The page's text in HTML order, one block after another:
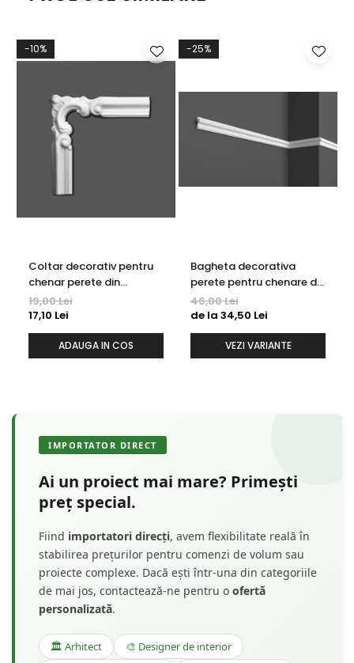
-10%
Coltar decorativ pentru
chenar perete din
poliuretan 10.7 x 10.7 cm -
HCR502-3
19,00 Lei
17,10 Lei
ADAUGA IN COS
-25%
Bagheta decorativa
perete pentru chenare din
polimer rigid 3.2 x 1.6 cm -
HCR502
46,00 Lei
de la 34,50 Lei
VEZI VARIANTE
IMPORTATOR DIRECT
Ai un proiect mai mare? Primești
preț special.
Fiind importatori direcți, avem flexibilitate reală în
stabilirea prețurilor pentru comenzi de volum sau
proiecte complexe. Dacă ești într-una din categoriile
de mai jos, contactează-ne pentru o ofertă
personalizată.
🏛️ Arhitect
🎨 Designer de interior